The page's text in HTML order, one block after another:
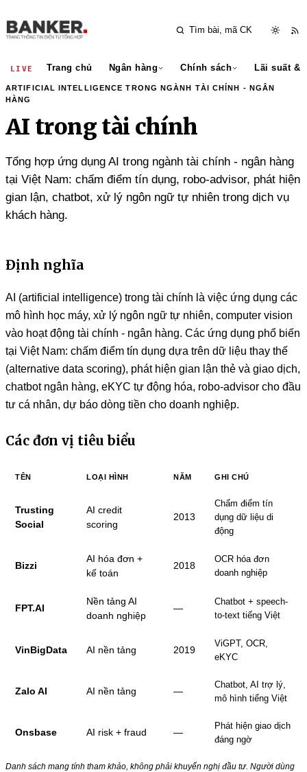
LIVE Trang chủ Ngân hàng Chính sách Lãi suất &
ARTIFICIAL INTELLIGENCE TRONG NGÀNH TÀI CHÍNH - NGÂN
HÀNG
AI trong tài chính
Tổng hợp ứng dụng AI trong ngành tài chính - ngân hàng
tại Việt Nam: chấm điểm tín dụng, robo-advisor, phát hiện
gian lận, chatbot, xử lý ngôn ngữ tự nhiên trong dịch vụ
khách hàng.
Định nghĩa
AI (artificial intelligence) trong tài chính là việc ứng dụng các
mô hình học máy, xử lý ngôn ngữ tự nhiên, computer vision
vào hoạt động tài chính - ngân hàng. Các ứng dụng phổ biến
tại Việt Nam: chấm điểm tín dụng dựa trên dữ liệu thay thế
(alternative data scoring), phát hiện gian lận thẻ và giao dịch,
chatbot ngân hàng, eKYC tự động hóa, robo-advisor cho đầu
tư cá nhân, dự báo dòng tiền cho doanh nghiệp.
Các đơn vị tiêu biểu
TÊN LOẠI HÌNH NĂM GHI CHÚ
Trusting
Social
AI credit
scoring
2013
Chấm điểm tín
dụng dữ liệu di
động
Bizzi
AI hóa đơn +
kế toán
2018
OCR hóa đơn
doanh nghiệp
FPT.AI
Nền tảng AI
doanh nghiệp
—
Chatbot + speech-
to-text tiếng Việt
VinBigData AI nền tảng 2019
ViGPT, OCR,
eKYC
Zalo AI AI nền tảng —
Chatbot, AI trợ lý,
mô hình tiếng Việt
Onsbase AI risk + fraud —
Phát hiện giao dịch
đáng ngờ
Danh sách mang tính tham khảo, không phải khuyến nghị đầu tư. Người dùng